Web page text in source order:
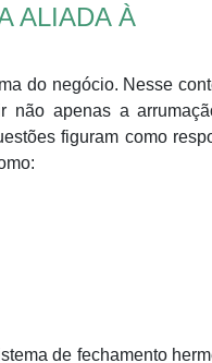
ALIADA À
do negócio. Nesse
não apenas a
figuram como
de fechamento